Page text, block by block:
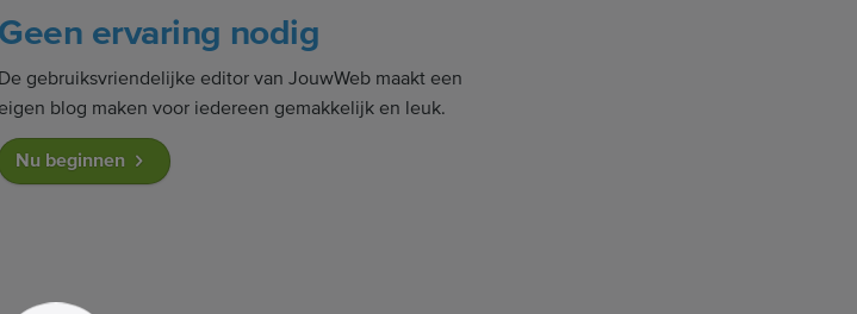
Geen ervaring nodig
De gebruiksvriendelijke editor van JouwWeb maakt een
eigen blog maken voor iedereen gemakkelijk en leuk.
Nu beginnen